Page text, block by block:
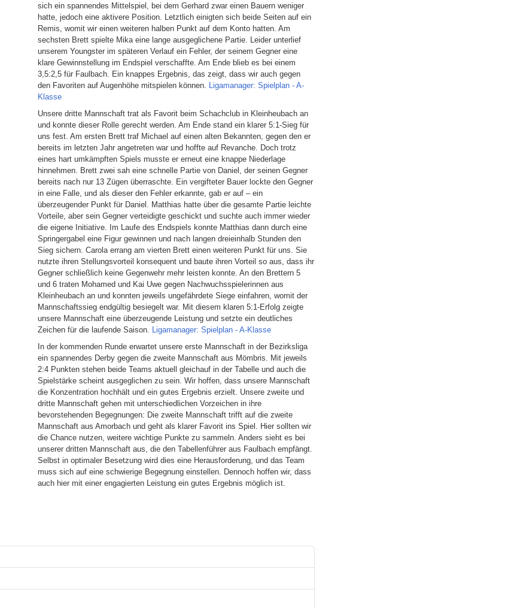
sich ein spannendes Mittelspiel, bei dem Gerhard zwar einen Bauern weniger
hatte, jedoch eine aktivere Position. Letztlich einigten sich beide Seiten auf ein
Remis, womit wir einen weiteren halben Punkt auf dem Konto hatten. Am
sechsten Brett spielte Mika eine lange ausgeglichene Partie. Leider unterlief
unserem Youngster im späteren Verlauf ein Fehler, der seinem Gegner eine
klare Gewinnstellung im Endspiel verschaffte. Am Ende blieb es bei einem
3,5:2,5 für Faulbach. Ein knappes Ergebnis, das zeigt, dass wir auch gegen
den Favoriten auf Augenhöhe mitspielen können. Ligamanager: Spielplan - A-
Klasse
Unsere dritte Mannschaft trat als Favorit beim Schachclub in Kleinheubach an
und konnte dieser Rolle gerecht werden. Am Ende stand ein klarer 5:1-Sieg für
uns fest. Am ersten Brett traf Michael auf einen alten Bekannten, gegen den er
bereits im letzten Jahr angetreten war und hoffte auf Revanche. Doch trotz
eines hart umkämpften Spiels musste er erneut eine knappe Niederlage
hinnehmen. Brett zwei sah eine schnelle Partie von Daniel, der seinen Gegner
bereits nach nur 13 Zügen überraschte. Ein vergifteter Bauer lockte den Gegner
in eine Falle, und als dieser den Fehler erkannte, gab er auf – ein
überzeugender Punkt für Daniel. Matthias hatte über die gesamte Partie leichte
Vorteile, aber sein Gegner verteidigte geschickt und suchte auch immer wieder
die eigene Initiative. Im Laufe des Endspiels konnte Matthias dann durch eine
Springergabel eine Figur gewinnen und nach langen dreieinhalb Stunden den
Sieg sichern. Carola errang am vierten Brett einen weiteren Punkt für uns. Sie
nutzte ihren Stellungsvorteil konsequent und baute ihren Vorteil so aus, dass ihr
Gegner schließlich keine Gegenwehr mehr leisten konnte. An den Brettern 5
und 6 traten Mohamed und Kai Uwe gegen Nachwuchsspielerinnen aus
Kleinheubach an und konnten jeweils ungefährdete Siege einfahren, womit der
Mannschaftssieg endgültig besiegelt war. Mit diesem klaren 5:1-Erfolg zeigte
unsere Mannschaft eine überzeugende Leistung und setzte ein deutliches
Zeichen für die laufende Saison. Ligamanager: Spielplan - A-Klasse
In der kommenden Runde erwartet unsere erste Mannschaft in der Bezirksliga
ein spannendes Derby gegen die zweite Mannschaft aus Mömbris. Mit jeweils
2:4 Punkten stehen beide Teams aktuell gleichauf in der Tabelle und auch die
Spielstärke scheint ausgeglichen zu sein. Wir hoffen, dass unsere Mannschaft
die Konzentration hochhält und ein gutes Ergebnis erzielt. Unsere zweite und
dritte Mannschaft gehen mit unterschiedlichen Vorzeichen in ihre
bevorstehenden Begegnungen: Die zweite Mannschaft trifft auf die zweite
Mannschaft aus Amorbach und geht als klarer Favorit ins Spiel. Hier sollten wir
die Chance nutzen, weitere wichtige Punkte zu sammeln. Anders sieht es bei
unserer dritten Mannschaft aus, die den Tabellenführer aus Faulbach empfängt.
Selbst in optimaler Besetzung wird dies eine Herausforderung, und das Team
muss sich auf eine schwierige Begegnung einstellen. Dennoch hoffen wir, dass
auch hier mit einer engagierten Leistung ein gutes Ergebnis möglich ist.